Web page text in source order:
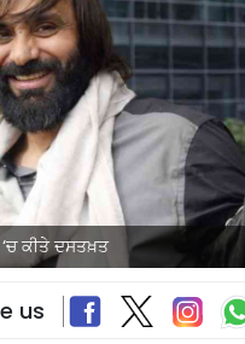
ਕੀਤੇ ਦਸਤਖ਼ਤ
us